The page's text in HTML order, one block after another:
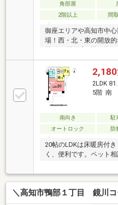
角部屋
2階以上
間
御座エリアや高知市中
場！西・北・東の開放
ーキングスペースなど
2,180
2LDK
5階 南
南向き 駐
オートロック
防
20帖のLDKは床暖房付
く、便利です。ペット
＼高知市鴨部１丁目 鏡川コ